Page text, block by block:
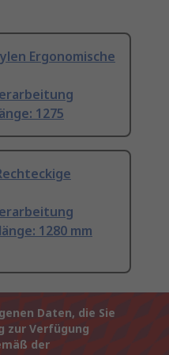
Ergonomische
1275
1280 mm
Daten, die Sie
zur Verfügung
der